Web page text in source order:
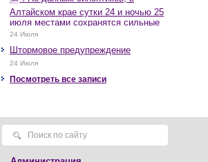
Алтайском крае сутки 24 и ночью 25
июля местами сохранятся сильные
дожди, грозы, при грозах очень
крупный град, шквалистое усиление
ветра до 17-22 м/с, местами порывы
25 м/с и более.
24 Июля
Штормовое предупреждение
24 Июля
Посмотреть все записи